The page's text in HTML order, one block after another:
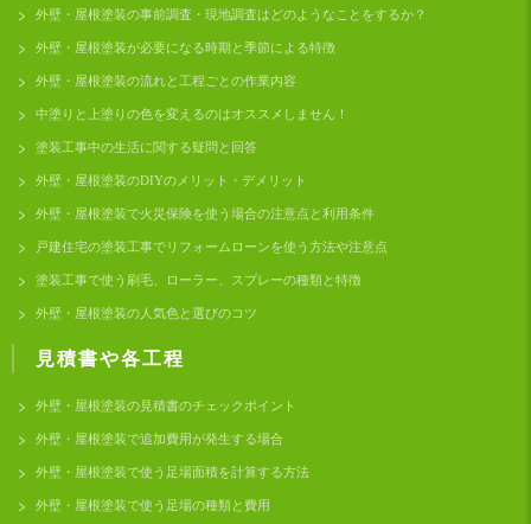
外壁・屋根塗装の事前調査・現地調査はどのようなことをするか？
外壁・屋根塗装が必要になる時期と季節による特徴
外壁・屋根塗装の流れと工程ごとの作業内容
中塗りと上塗りの色を変えるのはオススメしません！
塗装工事中の生活に関する疑問と回答
外壁・屋根塗装のDIYのメリット・デメリット
外壁・屋根塗装で火災保険を使う場合の注意点と利用条件
戸建住宅の塗装工事でリフォームローンを使う方法や注意点
塗装工事で使う刷毛、ローラー、スプレーの種類と特徴
外壁・屋根塗装の人気色と選びのコツ
見積書や各工程
外壁・屋根塗装の見積書のチェックポイント
外壁・屋根塗装で追加費用が発生する場合
外壁・屋根塗装で使う足場面積を計算する方法
外壁・屋根塗装で使う足場の種類と費用